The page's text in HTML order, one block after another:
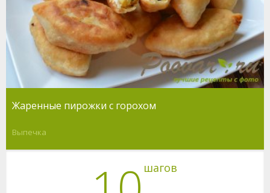
Жаренные пирожки с горохом
Выпечка
шагов